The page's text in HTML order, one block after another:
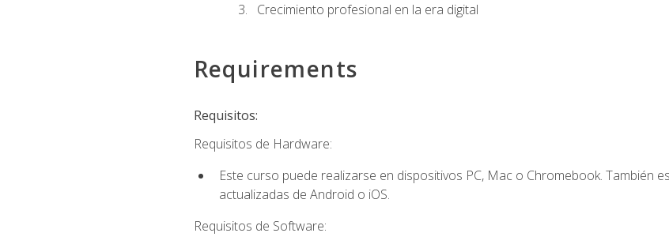
Crecimiento profesional en la era digital
Requirements
Requisitos:
Requisitos de Hardware:
Este curso puede realizarse en dispositivos PC, Mac o Chromebook. También
actualizadas de Android o iOS.
Requisitos de Software: